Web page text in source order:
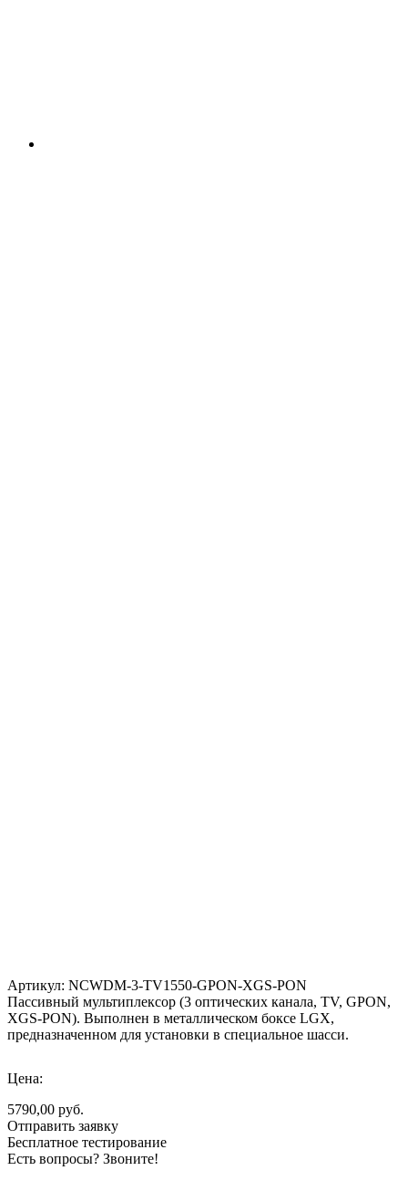
Артикул: NCWDM-3-TV1550-GPON-XGS-PON
Пассивный мультиплексор (3 оптических канала, TV, GPON,
XGS-PON). Выполнен в металлическом боксе LGX,
предназначенном для установки в специальное шасси.
Цена:
5790,00 руб.
Отправить заявку
Бесплатное тестирование
Есть вопросы? Звоните!